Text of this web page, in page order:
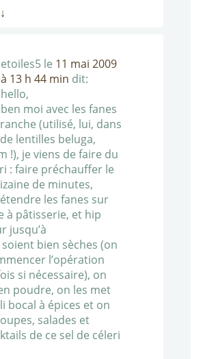
↓
etoiles5 le 11 mai 2009
à 13 h 44 min dit:
hello,
ben moi avec les fanes
(utilisé, lui, dans
lentilles beluga,
!), je viens de faire du
: faire préchauffer le
de minutes,
les fanes sur
à pâtisserie, et hip
jusqu’à
soient bien sèches (on
l’opération
si nécessaire), on
poudre, on les met
bocal à épices et on
salades et
de ce sel de céleri